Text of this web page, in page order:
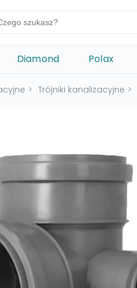
Diamond Polax
> Trójniki kanalizacyjne >